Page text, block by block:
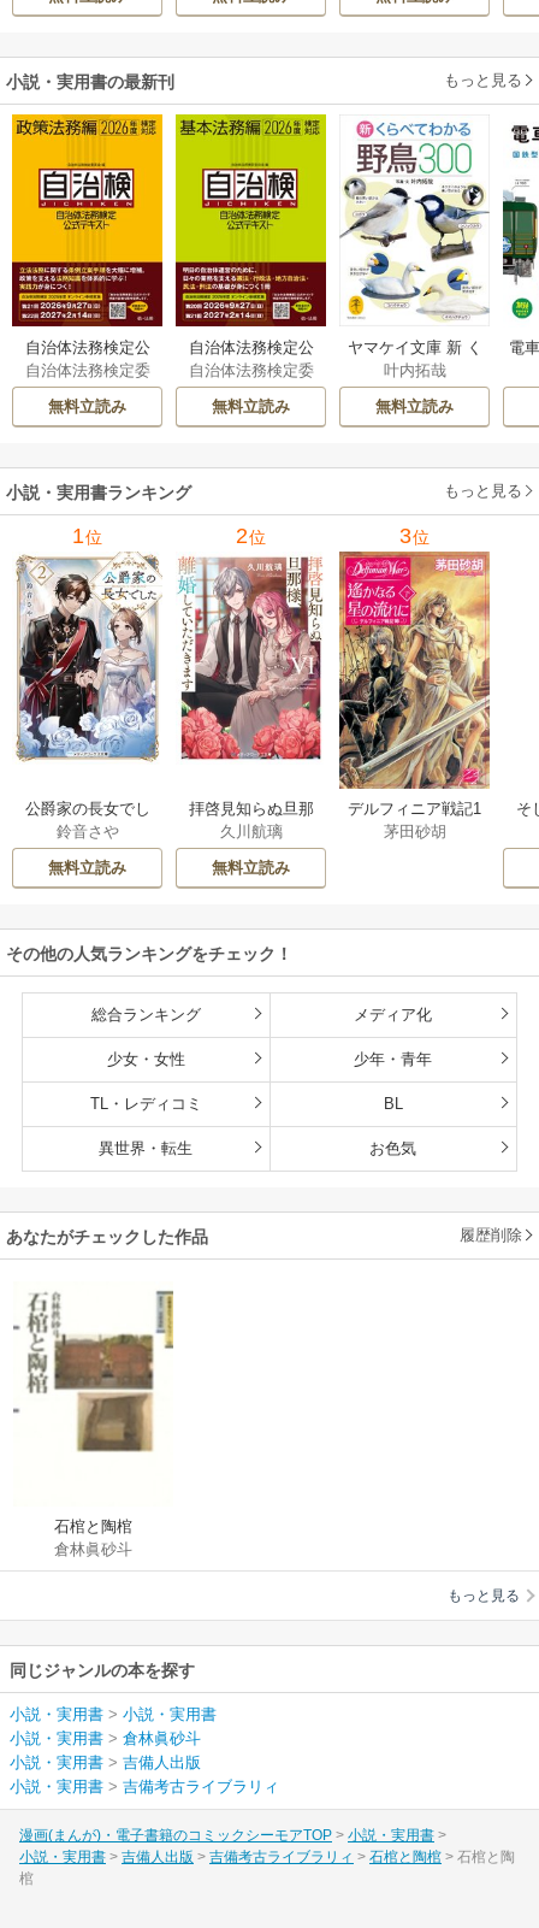
小説・実用書の最新刊 もっと見る
自治体法務検定公
式テキスト 政策
法務編 ２０２６
年度検定対応 1巻
自治体法務検定委
員会
無料立読み
自治体法務検定公
式テキスト 基本
法務編 ２０２６
年度検定対応 1巻
自治体法務検定委
員会
無料立読み
ヤマケイ文庫 新 く
らべてわかる野鳥3
00 1巻
叶内拓哉
無料立読み
電
小説・実用書ランキング もっと見る
1位
公爵家の長女でし
た
鈴音さや
無料立読み
2位
拝啓見知らぬ旦那
様、離婚していた
だきます
久川航璃
無料立読み
3位
デルフィニア戦記1
茅田砂胡
そ
その他の人気ランキングをチェック！
総合ランキング メディア化
少女・女性 少年・青年
TL・レディコミ BL
異世界・転生 お色気
あなたがチェックした作品 履歴削除
石棺と陶棺
倉林眞砂斗
もっと見る
同じジャンルの本を探す
小説・実用書 > 小説・実用書
小説・実用書 > 倉林眞砂斗
小説・実用書 > 吉備人出版
小説・実用書 > 吉備考古ライブラリィ
漫画(まんが)・電子書籍のコミックシーモアTOP
小説・実用書
小説・実用書
吉備人出版 吉備考古ライブラリィ 石棺と陶棺
石棺と陶
棺